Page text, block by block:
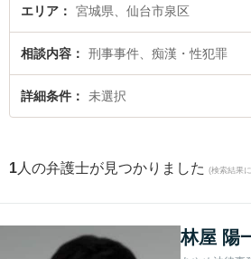
みなどが注目されています。『仙台市泉区で土
律相談できる仙台市泉区内の弁護士に相談予約
さんにおすすめです。
エリア 宮城県、仙台市泉区
相談内容 刑事事件、痴漢・性犯罪
詳細条件 未選択
1 人の弁護士が見つかりました (検索結果
林屋 陽